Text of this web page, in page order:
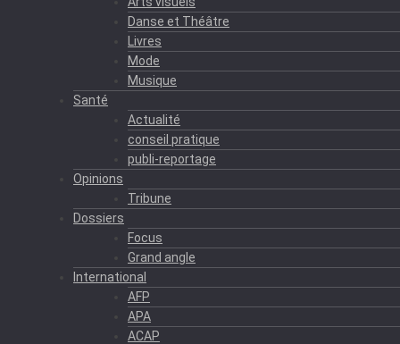
Danse et Théâtre
Livres
Mode
Musique
Santé
Actualité
conseil pratique
publi-reportage
Opinions
Tribune
Dossiers
Focus
Grand angle
International
AFP
APA
ACAP